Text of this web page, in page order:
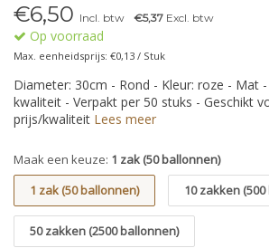
€6,50 Incl. btw €5,37 Excl. btw
Op voorraad
Max. eenheidsprijs: €0,13 / Stuk
Diameter: 30cm - Rond - Kleur: roze - Mat
kwaliteit - Verpakt per 50 stuks - Geschikt
prijs/kwaliteit Lees meer
Maak een keuze: 1 zak (50 ballonnen)
1 zak (50 ballonnen)
10 zakken
50 zakken (2500 ballonnen)